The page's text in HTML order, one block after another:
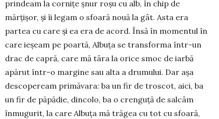
prindeam la cornițe șnur roșu cu alb, în chip de
mărțișor, și îi legam o sfoară nouă la gât. Asta era
partea cu care și ea era de acord. Însă în momen­tul în
care ieșeam pe poartă, Albuța se trans­forma într-un
drac de capră, care mă târa la orice smoc de iarbă
apărut într-o mar­gi­ne sau alta a dru­mului. Dar așa
desco­pe­ream primă­vara: ba un fir de troscot, aici, ba
un fir de pă­pădie, dincolo, ba o cren­guță de sal­câm
înmugurit, la care Albuța mă trăgea cu tot cu sfoa­ră,